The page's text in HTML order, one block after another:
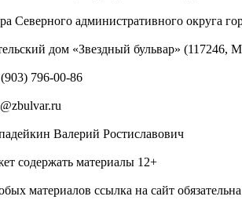
Северного административного округа
дом «Звездный бульвар» (117246,
796-00-86
Валерий Ростиславович
содержать материалы 12+
материалов ссылка на сайт обязательна